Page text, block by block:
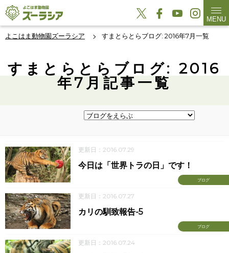
MENU
よこはま動物園ズーラシア すまとらとらブログ: 2016年7月一覧
すまとらとらブログ: 2016
年7月記事一覧
更新日：2016.07.29
ブログ
今日は「世界トラの日」です！
更新日：2016.07.27
ブログ
カリの馴致報告-5
更新日：2016.07.24